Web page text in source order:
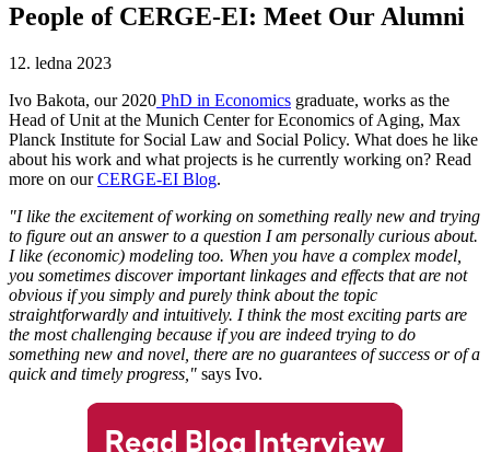
People of CERGE-EI: Meet Our Alumni
12. ledna 2023
Ivo Bakota, our 2020 PhD in Economics graduate, works as the
Head of Unit at the Munich Center for Economics of Aging, Max
Planck Institute for Social Law and Social Policy. What does he like
about his work and what projects is he currently working on? Read
more on ourCERGE-EI Blog.
"I like the excitement of working on something really new and trying
to figure out an answer to a question I am personally curious about.
I like (economic) modeling too. When you have a complex model,
you sometimes discover important linkages and effects that are not
obvious if you simply and purely think about the topic
straightforwardly and intuitively. I think the most exciting parts are
the most challenging because if you are indeed trying to do
something new and novel, there are no guarantees of success or of a
quick and timely progress," says Ivo.